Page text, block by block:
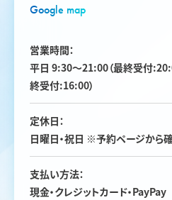
Google map
営業時間：
平日 9:30〜21:00（最終受付
終受付:16:00）
定休日：
日曜日・祝日 ※予約ページから確
支払い方法：
現金・クレジットカード・PayPay